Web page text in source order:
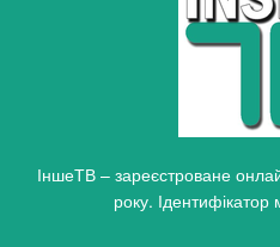
ІншеТВ – зареєстроване
року.